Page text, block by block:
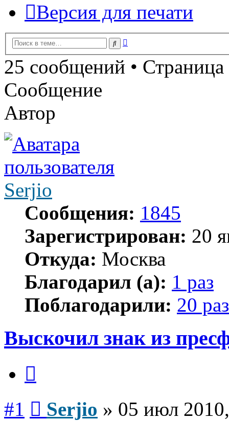
Версия для печати
Поиск
25 сообщений • Страница
Сообщение
Автор
Serjio
Сообщения: 1845
Зарегистрирован: 20
Откуда: Москва
Благодарил (а): 1 раз
Поблагодарили: 20 раз
Выскочил знак из
#1 Serjio » 05 июл